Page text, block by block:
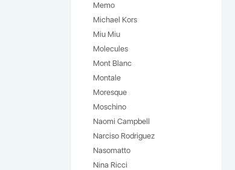
Memo
Michael Kors
Miu Miu
Molecules
Mont Blanc
Montale
Moresque
Moschino
Naomi Campbell
Narciso Rodriguez
Nasomatto
Nina Ricci